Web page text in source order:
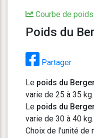
Courbe de
Poids du
Partager
Le poids du
varie de 25 à 35 kg.
Le poids du
varie de 30 à 40 kg.
Choix de l'unité de